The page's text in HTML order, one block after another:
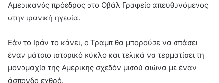
Αμερικανός πρόεδρος στο Οβάλ Γραφείο απευθυνόμενος
στην ιρανική ηγεσία.
Εάν το Ιράν το κάνει, ο Τραμπ θα μπορούσε να σπάσει
έναν μάταιο ιστορικό κύκλο και τελικά να τερματίσει τη
μονομαχία της Αμερικής σχεδόν μισού αιώνα με έναν
άσπονδο εχθρό.